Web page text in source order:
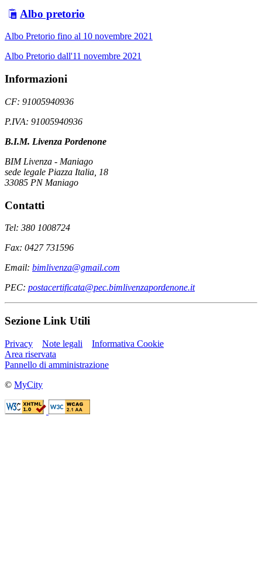
Albo pretorio
Albo Pretorio fino al 10 novembre 2021
Albo Pretorio dall'11 novembre 2021
Informazioni
CF: 91005940936
P.IVA: 91005940936
B.I.M. Livenza Pordenone
BIM Livenza - Maniago
sede legale Piazza Italia, 18
33085 PN Maniago
Contatti
Tel: 380 1008724
Fax: 0427 731596
Email: bimlivenza@gmail.com
PEC: postacertificata@pec.bimlivenzapordenone.it
Sezione Link Utili
Privacy Note legali
Informativa Cookie
Area riservata
Pannello di amministrazione
© MyCity